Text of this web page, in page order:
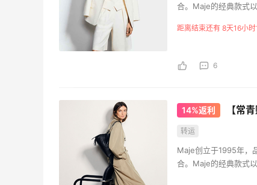
合。Maje的经典款式
的生活态度。Maje女
距离结束还有 8天16小
6
14%返利 【常
转运
Maje创立于1995年，​
合。Maje的经典款式
高端面霜欧米达钻石面霜购入
美团买黄式壹品汇芋圆，好吃不贵！！
08月08日